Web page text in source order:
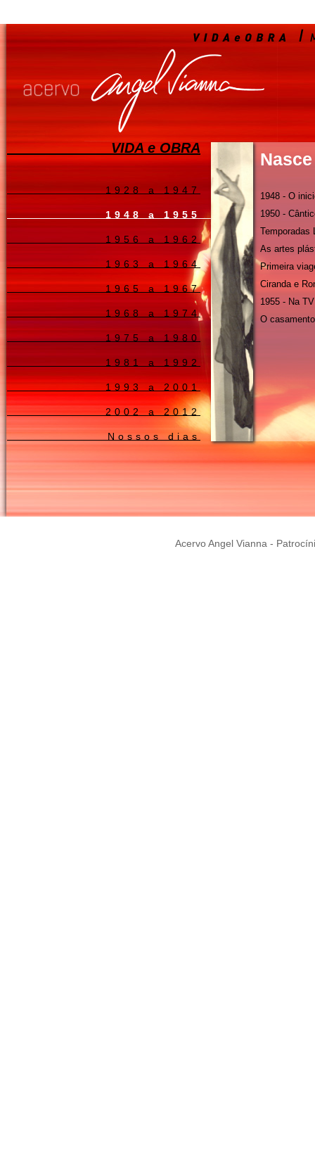
VIDA e OBRA
1928 a 1947
1948 a 1955
1956 a 1962
1963 a 1964
1965 a 1967
1968 a 1974
1975 a 1980
1981 a 1992
1993 a 2001
2002 a 2012
Nossos dias
1948 - O
1950 -
Temporadas
As artes
Primeira
Ciranda e
1955 - Na TV
O casamento
Acervo Angel Vianna -